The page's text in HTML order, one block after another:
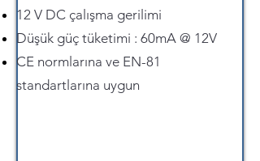
12 V DC çalışma gerilimi
Düşük güç tüketimi : 60mA @ 12V
CE normlarına ve EN-81
standartlarına uygun